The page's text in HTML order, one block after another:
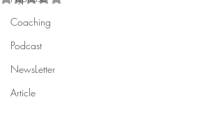
Coaching
Podcast
NewsLetter
Article